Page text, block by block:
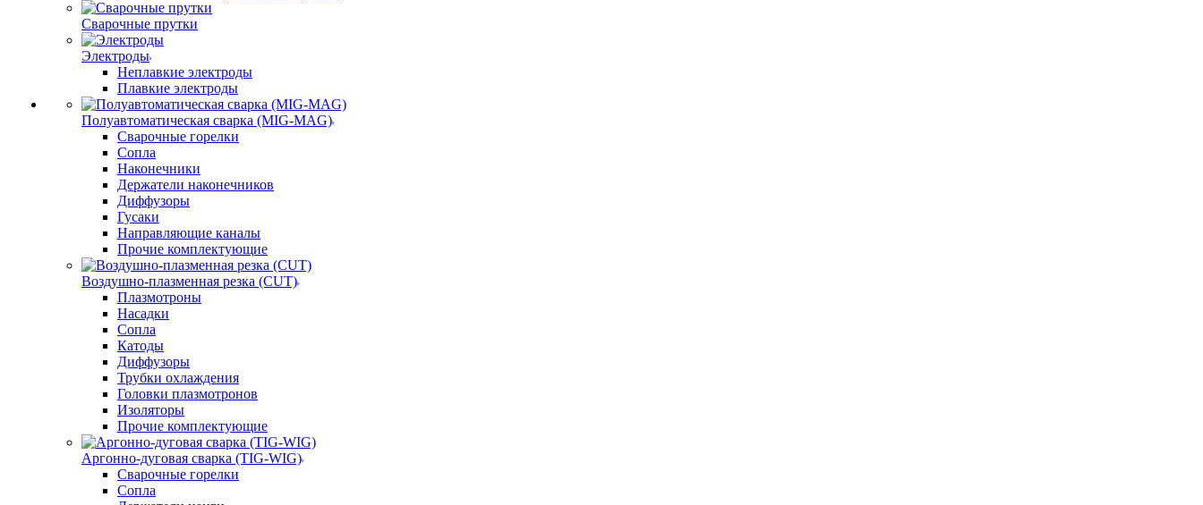
Сварочные прутки
Электроды
Неплавкие электроды
Плавкие электроды
Полуавтоматическая сварка (MIG-MAG)
Сварочные горелки
Сопла
Наконечники
Держатели наконечников
Диффузоры
Гусаки
Направляющие каналы
Прочие комплектующие
Воздушно-плазменная резка (CUT)
Плазмотроны
Насадки
Сопла
Катоды
Диффузоры
Трубки охлаждения
Головки плазмотронов
Изоляторы
Прочие комплектующие
Аргонно-дуговая сварка (TIG-WIG)
Сварочные горелки
Сопла